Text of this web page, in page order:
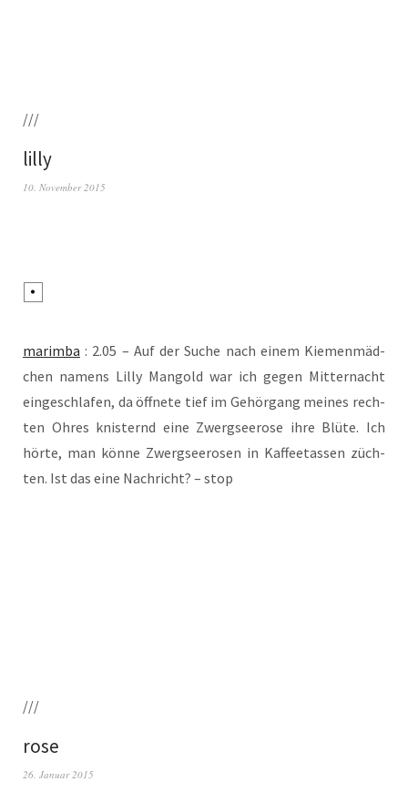
///
lilly
10. November 2015
marim­ba : 2.05 – Auf der Suche nach einem Kie­men­mäd­
chen namens Lil­ly Man­gold war ich gegen Mit­ter­nacht
ein­ge­schla­fen, da öff­ne­te tief im Gehör­gang mei­nes rech­
ten Ohres knis­ternd eine Zwerg­see­ro­se ihre Blü­te. Ich
hör­te, man kön­ne Zwerg­see­ro­sen in Kaf­fee­tas­sen züch­
ten. Ist das eine Nach­richt? – stop
///
rose
26. Januar 2015